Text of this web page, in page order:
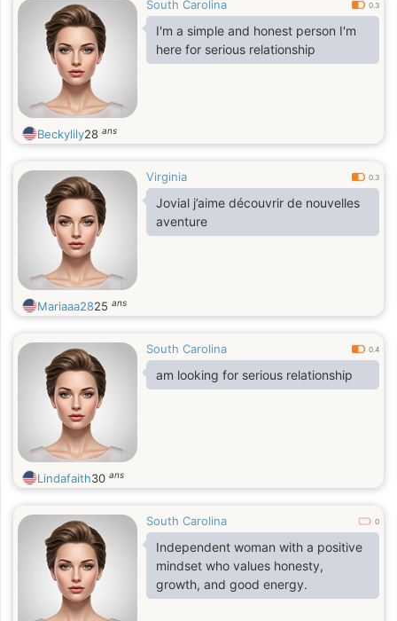
South Carolina 0.3
I'm a simple and honest person I'm
here for serious relationship
Beckylily28 ans
Virginia 0.3
Jovial j’aime découvrir de nouvelles
aventure
Mariaaa2825 ans
South Carolina 0.4
am looking for serious relationship
Lindafaith30 ans
South Carolina 0
Independent woman with a positive
mindset who values honesty,
growth, and good energy.